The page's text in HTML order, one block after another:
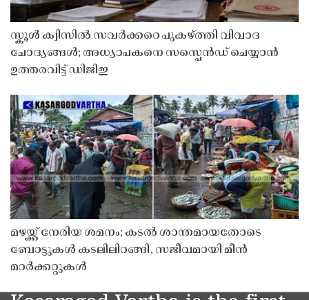
സ്കൂൾ ക്വിസിൽ സവർക്കറെ പുകഴ്ത്തി വിവാദ
ചോദ്യങ്ങൾ; അധ്യാപകനെ സസ്പെൻഡ് ചെയ്യാൻ
ഉത്തരവിട്ട് ഡിജിഇ
മഴയ്ക്ക് നേരിയ ശമനം; കടൽ ശാന്തമായതോടെ
ബോട്ടുകൾ കടലിലിറങ്ങി, സജീവമായി മീൻ
മാർക്കറ്റുകൾ